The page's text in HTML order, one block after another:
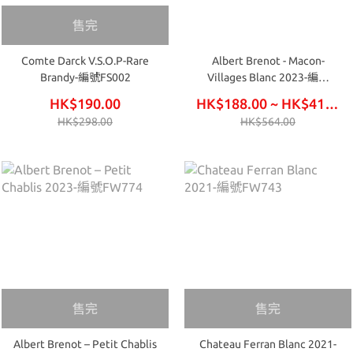
售完
Comte Darck V.S.O.P-Rare
Brandy-編號FS002
HK$190.00
HK$298.00
Albert Brenot - Macon-
Villages Blanc 2023-編號
HK$188.00 ~ HK$414.00
HK$564.00
售完
Albert Brenot – Petit Chablis
售完
Chateau Ferran Blanc 2021-